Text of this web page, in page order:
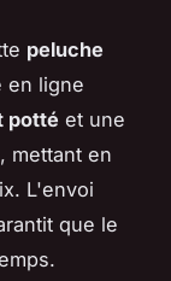
peluche
en ligne
potté et une
, mettant en
L'envoi
que le